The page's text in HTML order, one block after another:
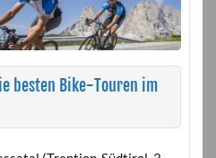
besten Bike-Touren im